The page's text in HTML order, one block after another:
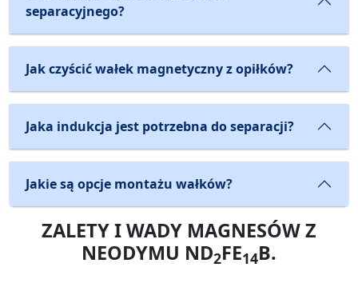
separacyjnego?
Jak czyścić wałek magnetyczny z opiłków?
Jaka indukcja jest potrzebna do separacji?
Jakie są opcje montażu wałków?
ZALETY I WADY MAGNESÓW Z
NEODYMU ND2FE14B.